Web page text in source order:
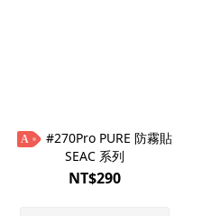
A
SEAC 系列
NT$290